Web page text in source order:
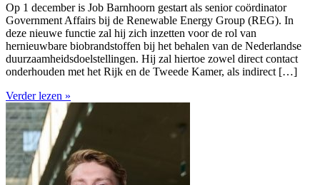
Op 1 december is Job Barnhoorn gestart als senior coördinator
Government Affairs bij de Renewable Energy Group (REG). In
deze nieuwe functie zal hij zich inzetten voor de rol van
hernieuwbare biobrandstoffen bij het behalen van de Nederlandse
duurzaamheidsdoelstellingen. Hij zal hiertoe zowel direct contact
onderhouden met het Rijk en de Tweede Kamer, als indirect […]
Verder lezen »